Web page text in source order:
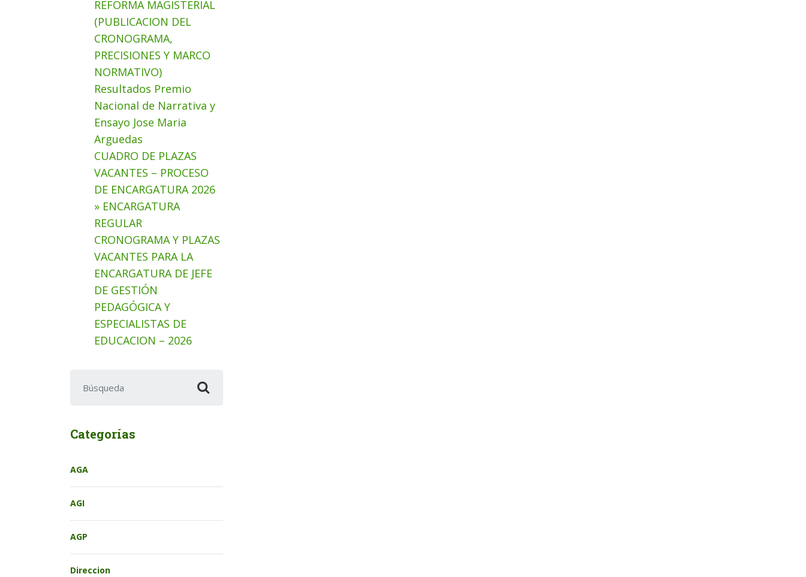
REFORMA MAGISTERIAL
(PUBLICACION DEL
CRONOGRAMA,
PRECISIONES Y MARCO
NORMATIVO)
Resultados Premio
Nacional de Narrativa y
Ensayo Jose Maria
Arguedas
CUADRO DE PLAZAS
VACANTES – PROCESO
DE ENCARGATURA 2026
» ENCARGATURA
REGULAR
CRONOGRAMA Y PLAZAS
VACANTES PARA LA
ENCARGATURA DE JEFE
DE GESTIÓN
PEDAGÓGICA Y
ESPECIALISTAS DE
EDUCACION – 2026
Categorías
AGA
AGI
AGP
Direccion